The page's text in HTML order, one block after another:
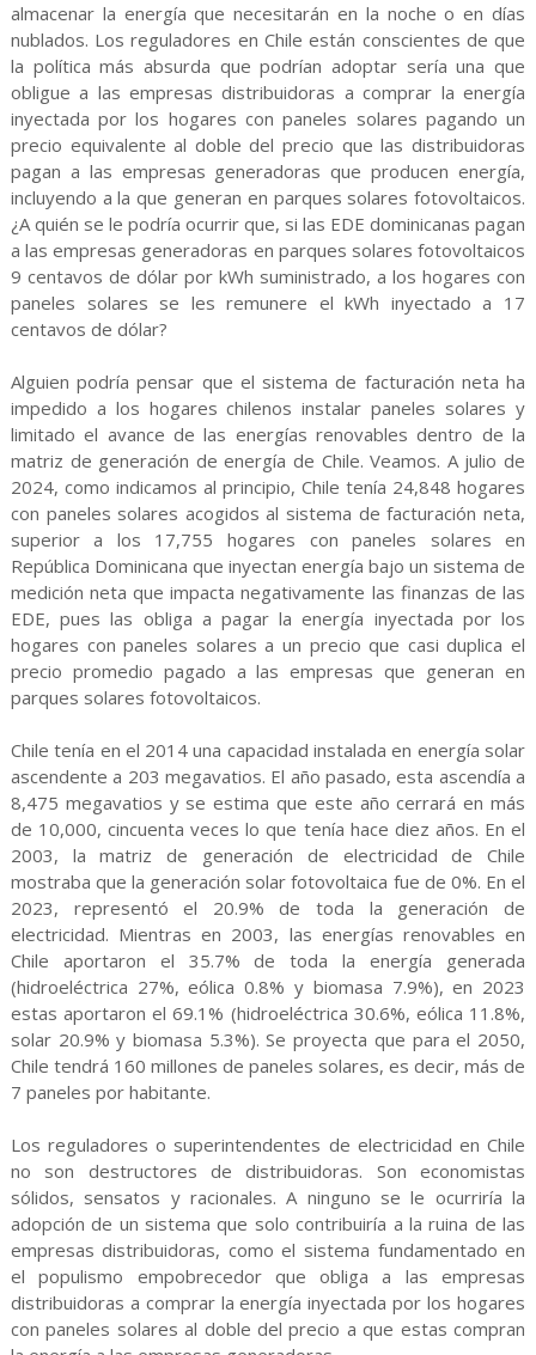
almacenar la energía que necesitarán en la noche o en días
nublados. Los reguladores en Chile están conscientes de que
la política más absurda que podrían adoptar sería una que
obligue a las empresas distribuidoras a comprar la energía
inyectada por los hogares con paneles solares pagando un
precio equivalente al doble del precio que las distribuidoras
pagan a las empresas generadoras que producen energía,
incluyendo a la que generan en parques solares fotovoltaicos.
¿A quién se le podría ocurrir que, si las EDE dominicanas pagan
a las empresas generadoras en parques solares fotovoltaicos
9 centavos de dólar por kWh suministrado, a los hogares con
paneles solares se les remunere el kWh inyectado a 17
centavos de dólar?
Alguien podría pensar que el sistema de facturación neta ha
impedido a los hogares chilenos instalar paneles solares y
limitado el avance de las energías renovables dentro de la
matriz de generación de energía de Chile. Veamos. A julio de
2024, como indicamos al principio, Chile tenía 24,848 hogares
con paneles solares acogidos al sistema de facturación neta,
superior a los 17,755 hogares con paneles solares en
República Dominicana que inyectan energía bajo un sistema de
medición neta que impacta negativamente las finanzas de las
EDE, pues las obliga a pagar la energía inyectada por los
hogares con paneles solares a un precio que casi duplica el
precio promedio pagado a las empresas que generan en
parques solares fotovoltaicos.
Chile tenía en el 2014 una capacidad instalada en energía solar
ascendente a 203 megavatios. El año pasado, esta ascendía a
8,475 megavatios y se estima que este año cerrará en más
de 10,000, cincuenta veces lo que tenía hace diez años. En el
2003, la matriz de generación de electricidad de Chile
mostraba que la generación solar fotovoltaica fue de 0%. En el
2023, representó el 20.9% de toda la generación de
electricidad. Mientras en 2003, las energías renovables en
Chile aportaron el 35.7% de toda la energía generada
(hidroeléctrica 27%, eólica 0.8% y biomasa 7.9%), en 2023
estas aportaron el 69.1% (hidroeléctrica 30.6%, eólica 11.8%,
solar 20.9% y biomasa 5.3%). Se proyecta que para el 2050,
Chile tendrá 160 millones de paneles solares, es decir, más de
7 paneles por habitante.
Los reguladores o superintendentes de electricidad en Chile
no son destructores de distribuidoras. Son economistas
sólidos, sensatos y racionales. A ninguno se le ocurriría la
adopción de un sistema que solo contribuiría a la ruina de las
empresas distribuidoras, como el sistema fundamentado en
el populismo empobrecedor que obliga a las empresas
distribuidoras a comprar la energía inyectada por los hogares
con paneles solares al doble del precio a que estas compran